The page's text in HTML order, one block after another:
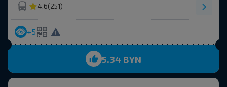
4,6(251)
+5
5.34 BYN